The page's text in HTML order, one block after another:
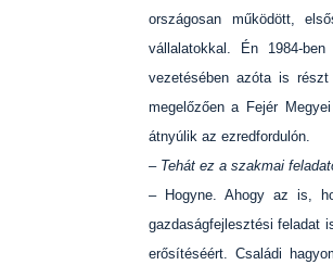
országosan működött,
vállalatokkal. Én 1984-
vezetésében azóta is
megelőzően a Fejér
átnyúlik az ezredfordulón.
– Tehát ez a szakmai
– Hogyne. Ahogy az is,
gazdaságfejlesztési feladat
erősítéséért. Családi